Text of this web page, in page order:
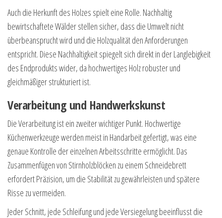
Auch die Herkunft des Holzes spielt eine Rolle. Nachhaltig
bewirtschaftete Wälder stellen sicher, dass die Umwelt nicht
überbeansprucht wird und die Holzqualität den Anforderungen
entspricht. Diese Nachhaltigkeit spiegelt sich direkt in der Langlebigkeit
des Endprodukts wider, da hochwertiges Holz robuster und
gleichmäßiger strukturiert ist.
Verarbeitung und Handwerkskunst
Die Verarbeitung ist ein zweiter wichtiger Punkt. Hochwertige
Küchenwerkzeuge werden meist in Handarbeit gefertigt, was eine
genaue Kontrolle der einzelnen Arbeitsschritte ermöglicht. Das
Zusammenfügen von Stirnholzblöcken zu einem Schneidebrett
erfordert Präzision, um die Stabilität zu gewährleisten und spätere
Risse zu vermeiden.
Jeder Schnitt, jede Schleifung und jede Versiegelung beeinflusst die